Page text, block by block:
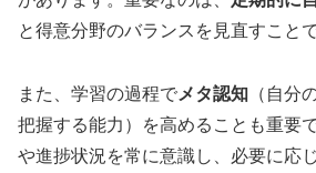
と得意分野のバランスを見直すことで
また、学習の過程でメタ認知 （自分
把握する能力）を高めることも重要
や進捗状況を常に意識し、必要に応